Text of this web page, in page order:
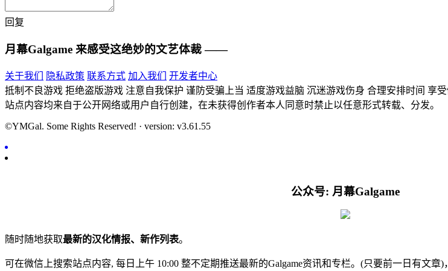
回复
月幕Galgame 来感受这绝妙的文艺体裁 ——
关于我们 隐私政策 联系方式 加入我们
开发者中心
抵制不良游戏 拒绝盗版游戏 注意自我保护 谨防受骗上当 适度游戏益脑 沉迷游戏伤身 合理安排时间 享
站点内容均来自于公开网络或用户自行创建，在未获得创作者本人同意时禁止以任意形式转载、分发。
©YMGal. Some Rights Reserved! · version: v3.61.55
公众号: 月幕Galgame
随时随地获取最新的汉化情报、新作列表。
可在微信上搜索站点内容, 每日上午 10:00 整不定期推送最新的Galgame资讯和专栏。(只要前一日有文章)